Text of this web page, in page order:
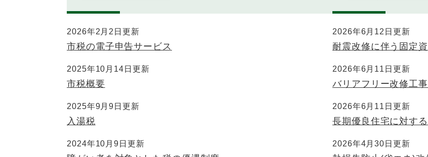
2026年2月2日更新
市税の電子申告サービス
2025年10月14日更新
市税概要
2025年9月9日更新
入湯税
2024年10月9日更新
2026年6月12日更新
耐震改修に伴う固定
2026年6月11日更新
バリアフリー改修工
2026年6月11日更新
長期優良住宅に対す
2026年4月30日更新